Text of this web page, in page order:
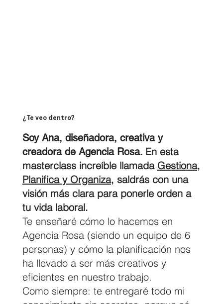
¿Te veo dentro?
Soy Ana, diseñadora, creativa y
creadora de Agencia Rosa. En esta
masterclass increíble llamada Gestiona,
Planifica y Organiza, saldrás con una
visión más clara para ponerle orden a
tu vida laboral.
Te enseñaré cómo lo hacemos en
Agencia Rosa (siendo un equipo de 6
personas) y cómo la planificación nos
ha llevado a ser más creativos y
eficientes en nuestro trabajo.
Como siempre: te entregaré todo mi